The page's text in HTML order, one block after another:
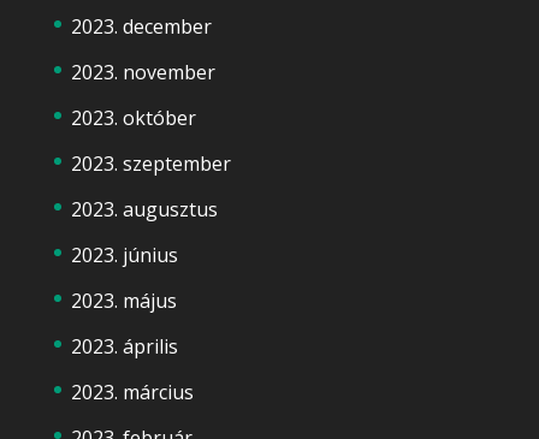
2023. december
2023. november
2023. október
2023. szeptember
2023. augusztus
2023. június
2023. május
2023. április
2023. március